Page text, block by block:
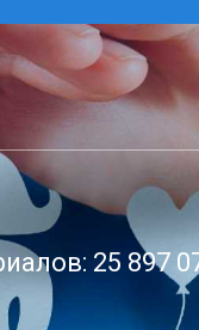
25 897